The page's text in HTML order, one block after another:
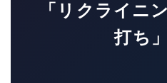
「リクライニ
打ち